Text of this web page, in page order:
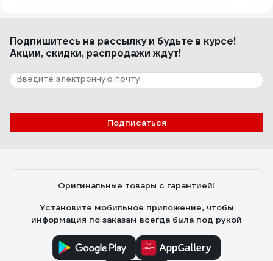
Подпишитесь на рассылкуи будьте в курсе!
Акции, скидки, распродажи ждут!
Подписаться
Оригинальные товары с гарантией!
Установите мобильное приложение, чтобы
информация по заказам всегда была под рукой